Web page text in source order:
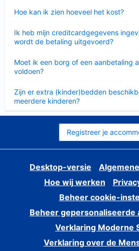
Hoe kan ik zien hoeveel het kost?
Ik heb mijn creditcardgegevens
wordt de betaling uitgevoerd?
Moet ik een borg of een aanbetaling
voldoen?
Zijn er extra (kinder)bedden
meerdere kinderen?
Registreer je
Desktop-versie
Hoe wij werken
Beheer cookie-
Beheer gepersonaliseerde
Verklaring Moderne
Verklaring over de